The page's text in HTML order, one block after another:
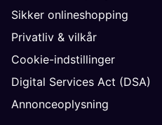
Sikker onlineshopping
Privatliv & vilkår
Cookie-indstillinger
Digital Services Act (DSA)
Annonceoplysning